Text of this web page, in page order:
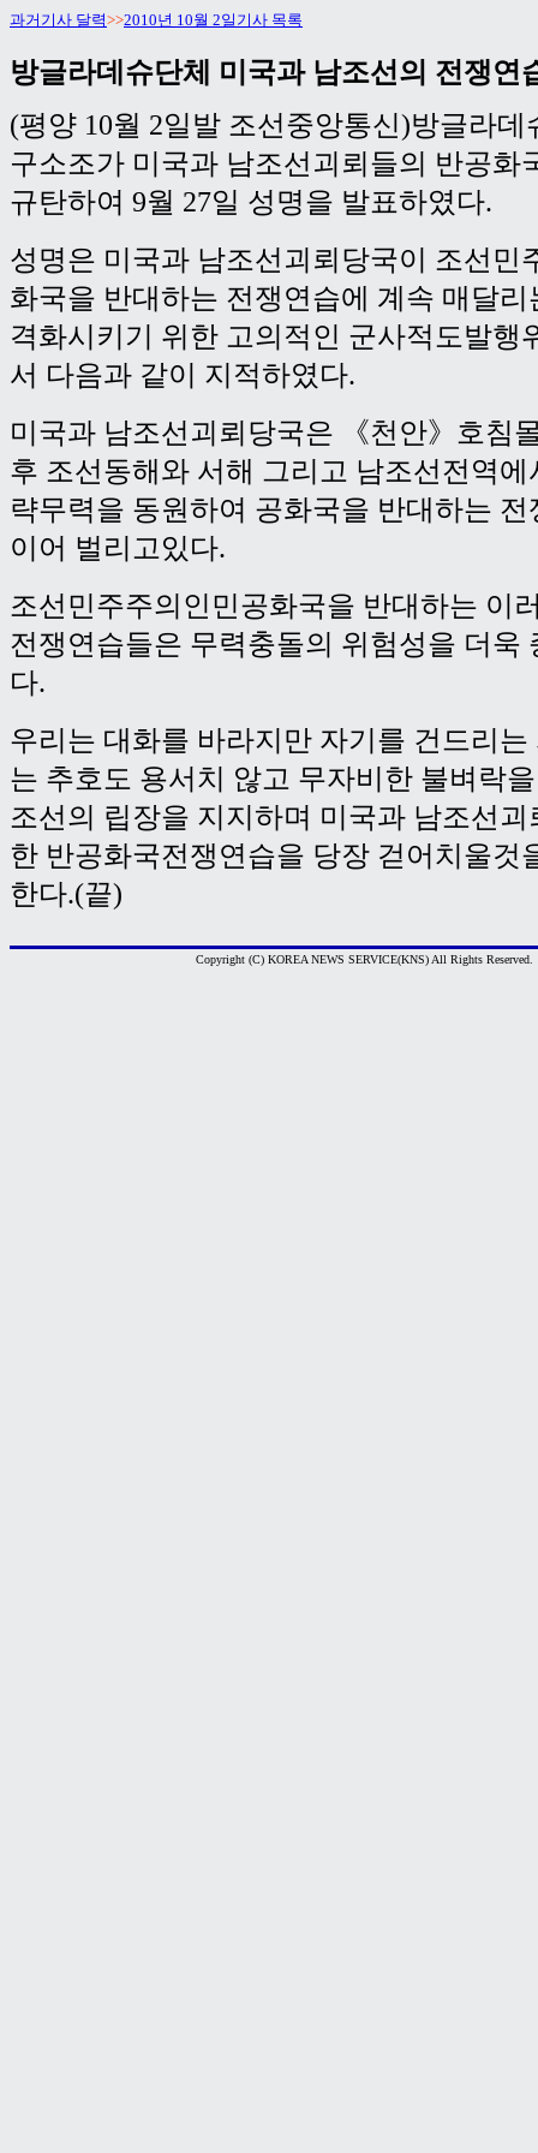
과거기사 달력>>2010년 10월 2일기사 목록
방글라데슈단체 미국과 남조선의 전쟁연
(평양 10월 2일발 조선중앙통신)방글라데
구소조가 미국과 남조선괴뢰들의 반공화
규탄하여 9월 27일 성명을 발표하였다.
성명은 미국과 남조선괴뢰당국이 조선민
화국을 반대하는 전쟁연습에 계속 매달
격화시키기 위한 고의적인 군사적도발행
서 다음과 같이 지적하였다.
미국과 남조선괴뢰당국은 《천안》호침
후 조선동해와 서해 그리고 남조선전역
략무력을 동원하여 공화국을 반대하는
이어 벌리고있다.
조선민주주의인민공화국을 반대하는 이
전쟁연습들은 무력충돌의 위험성을 더욱
다.
우리는 대화를 바라지만 자기를 건드리
는 추호도 용서치 않고 무자비한 불벼락
조선의 립장을 지지하며 미국과 남조선
한 반공화국전쟁연습을 당장 걷어치울것
한다.(끝)
Copyright (C) KOREA NEWS SERVICE(KNS) All Rights Reserved.